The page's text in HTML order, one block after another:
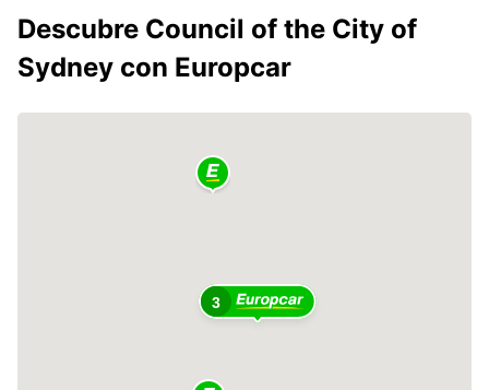
Descubre Council of the City of
Sydney con Europcar
3